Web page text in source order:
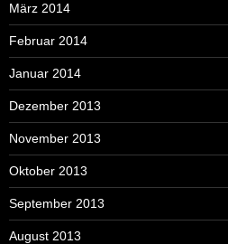
März 2014
Februar 2014
Januar 2014
Dezember 2013
November 2013
Oktober 2013
September 2013
August 2013